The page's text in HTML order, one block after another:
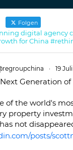
Folgen
digital agency
for China
· 19 Juli
Generation
of the world's
property
not
posts/